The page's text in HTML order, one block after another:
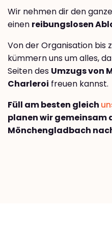
Wir nehmen dir den
einen reibungslosen
Von der Organisation bis
kümmern uns um alles,
Seiten des Umzugs von
Charleroi freuen kannst.
Füll am besten gleich
planen wir gemeinsam
Mönchengladbach